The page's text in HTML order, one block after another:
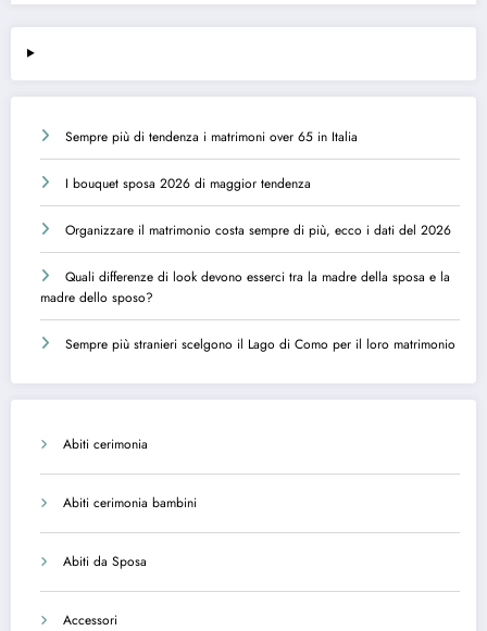
Sempre più di tendenza i matrimoni over 65 in Italia
I bouquet sposa 2026 di maggior tendenza
Organizzare il matrimonio costa sempre di più, ecco i dati del 2026
Quali differenze di look devono esserci tra la madre della sposa e la
madre dello sposo?
Sempre più stranieri scelgono il Lago di Como per il loro matrimonio
Abiti cerimonia
Abiti cerimonia bambini
Abiti da Sposa
Accessori